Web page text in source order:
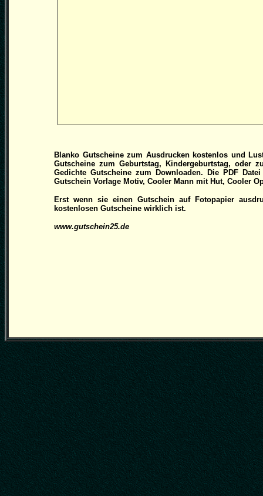
Blanko Gutscheine zum Ausdrucken kostenlos und
Gutscheine zum Geburtstag, Kindergeburtstag, oder
Gedichte Gutscheine zum Downloaden. Die PDF
Gutschein Vorlage Motiv, Cooler Mann mit Hut, Cooler
Erst wenn sie einen Gutschein auf Fotopapier
kostenlosen Gutscheine wirklich ist.
www.gutschein25.de